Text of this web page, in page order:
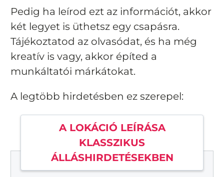
Pedig ha leírod ezt az információt, akkor
két legyet is üthetsz egy csapásra.
Tájékoztatod az olvasódat, és ha még
kreatív is vagy, akkor építed a
munkáltatói márkátokat.
A legtöbb hirdetésben ez szerepel:
A LOKÁCIÓ LEÍRÁSA
KLASSZIKUS
ÁLLÁSHIRDETÉSEKBEN